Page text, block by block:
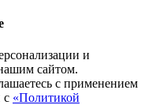
и
сайтом.
с применением
с «Политикой